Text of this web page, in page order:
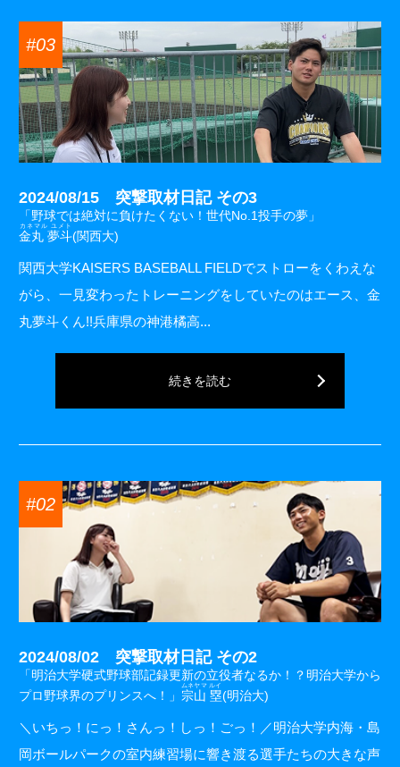
#03
2024/08/15 突撃取材日記 その3
「野球では絶対に負けたくない！世代No.1投手の夢」
金丸 夢斗
カネマル ユメト
(関西大)
関西大学KAISERS BASEBALL FIELDでストローをくわえな
がら、一見変わったトレーニングをしていたのはエース、金
丸夢斗くん!!兵庫県の神港橘高...
続きを読む
#02
2024/08/02 突撃取材日記 その2
「明治大学硬式野球部記録更新の立役者なるか！？明治大学から
プロ野球界のプリンスへ！」 宗山 塁
ムネヤマ ルイ
(明治大)
＼いちっ！にっ！さんっ！しっ！ごっ！／明治大学内海・島
岡ボールパークの室内練習場に響き渡る選手たちの大きな声